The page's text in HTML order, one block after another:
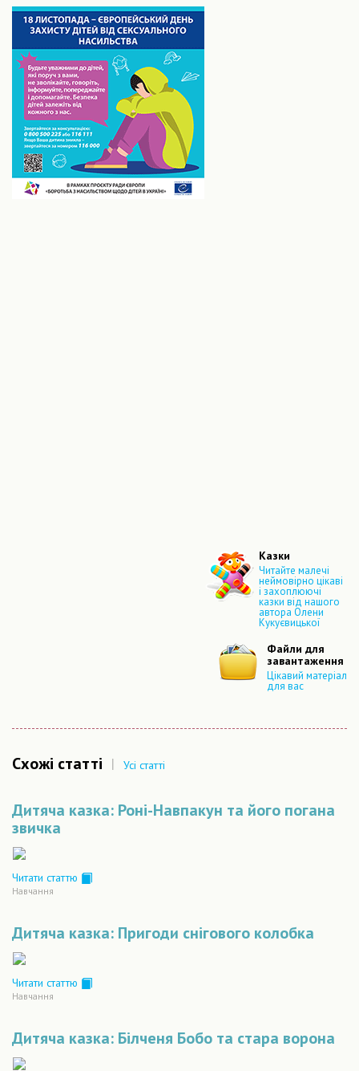
Казки
Читайте малечі
неймовірно цікаві
і захоплюючі
казки від нашого
автора Олени
Кукуєвицької
Файли для
завантаження
Цікавий матеріал
для вас
Схожі статті | Усі статті
Дитяча казка: Роні-Навпакун та його погана
звичка
Читати статтю
Навчання
Дитяча казка: Пригоди снігового колобка
Читати статтю
Навчання
Дитяча казка: Білченя Бобо та стара ворона